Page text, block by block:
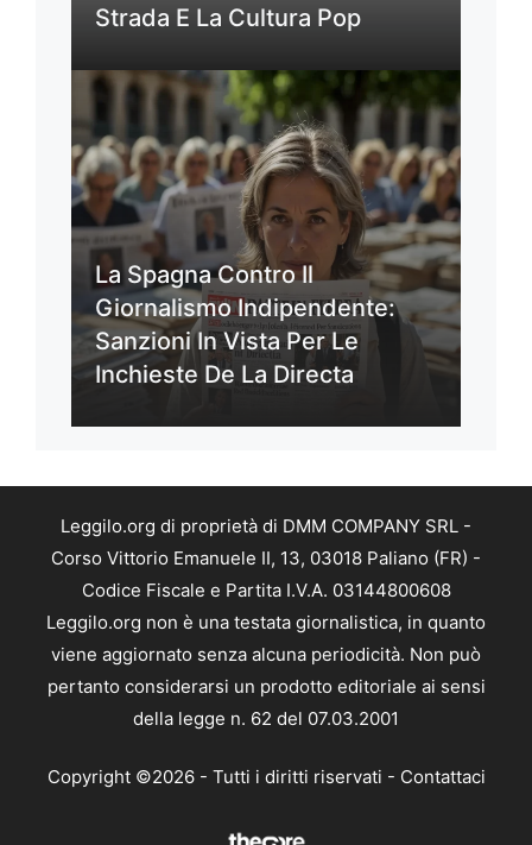
Strada E La Cultura Pop
La Spagna Contro Il
Giornalismo Indipendente:
Sanzioni In Vista Per Le
Inchieste De La Directa
Leggilo.org di proprietà di DMM COMPANY SRL -
Corso Vittorio Emanuele II, 13, 03018 Paliano (FR) -
Codice Fiscale e Partita I.V.A. 03144800608
Leggilo.org non è una testata giornalistica, in quanto
viene aggiornato senza alcuna periodicità. Non può
pertanto considerarsi un prodotto editoriale ai sensi
della legge n. 62 del 07.03.2001
Copyright ©2026 - Tutti i diritti riservati - Contattaci